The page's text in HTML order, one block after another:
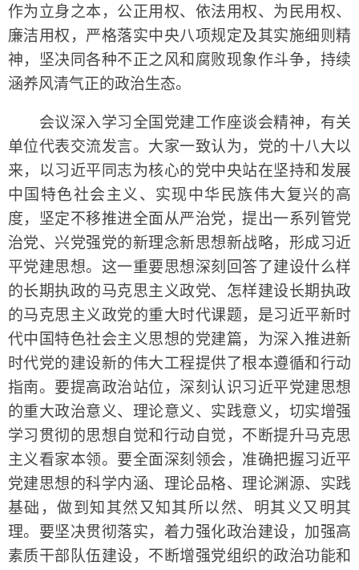
作为立身之本，公正用权、依法用权、为民用权、
廉洁用权，严格落实中央八项规定及其实施细则精
神，坚决同各种不正之风和腐败现象作斗争，持续
涵养风清气正的政治生态。
会议深入学习全国党建工作座谈会精神，有关
单位代表交流发言。大家一致认为，党的十八大以
来，以习近平同志为核心的党中央站在坚持和发展
中国特色社会主义、实现中华民族伟大复兴的高
度，坚定不移推进全面从严治党，提出一系列管党
治党、兴党强党的新理念新思想新战略，形成习近
平党建思想。这一重要思想深刻回答了建设什么样
的长期执政的马克思主义政党、怎样建设长期执政
的马克思主义政党的重大时代课题，是习近平新时
代中国特色社会主义思想的党建篇，为深入推进新
时代党的建设新的伟大工程提供了根本遵循和行动
指南。要提高政治站位，深刻认识习近平党建思想
的重大政治意义、理论意义、实践意义，切实增强
学习贯彻的思想自觉和行动自觉，不断提升马克思
主义看家本领。要全面深刻领会，准确把握习近平
党建思想的科学内涵、理论品格、理论渊源、实践
基础，做到知其然又知其所以然、明其义又明其
理。要坚决贯彻落实，着力强化政治建设，加强高
素质干部队伍建设，不断增强党组织的政治功能和